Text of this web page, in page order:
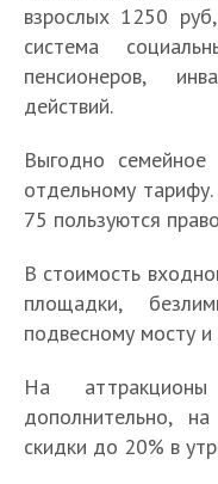
взрослых 1250
система
пенсионеров,
действий.
Выгодно
отдельному
75 пользуются
В стоимость
площадки,
подвесному мосту и
На
дополнительно,
скидки до 20% в